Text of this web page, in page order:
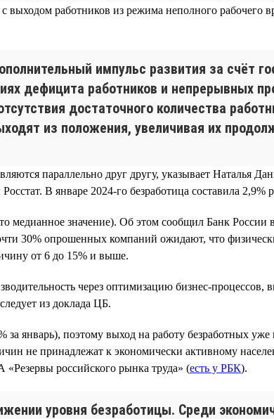
выходом работников из режима неполного рабочего
импульс развития за счёт
дефицита работников и непрерывных
достаточного количества
из положения, увеличивая их
параллельно друг другу, указывает Наталья
В январе 2024-го безработица составила 2,9%
медианное значение). Об этом сообщил Банк России
30% опрошенных компаний ожидают, что
от 6 до 15% и выше.
через оптимизацию бизнес-процессов,
из доклада ЦБ.
январь), поэтому выход на работу безработных уже
не принадлежат к экономически активному
«Резервы российского рынка труда» (есть у РБК).
уровня безработицы. Среди